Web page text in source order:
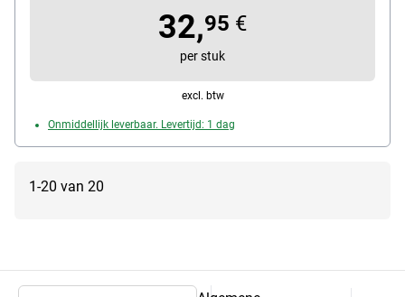
32,95 €
per stuk
excl. btw
Onmiddellijk leverbaar. Levertijd: 1 dag
1-20 van 20